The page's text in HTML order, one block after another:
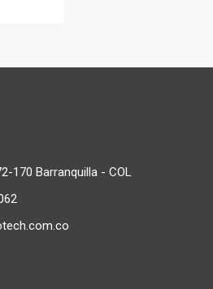
170 Barranquilla - COL